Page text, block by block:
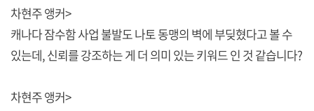
차현주 앵커>
캐나다 잠수함 사업 불발도 나토 동맹의 벽에 부딪혔다고 볼 수
있는데, 신뢰를 강조하는 게 더 의미 있는 키워드 인 것 같습니다?
차현주 앵커>